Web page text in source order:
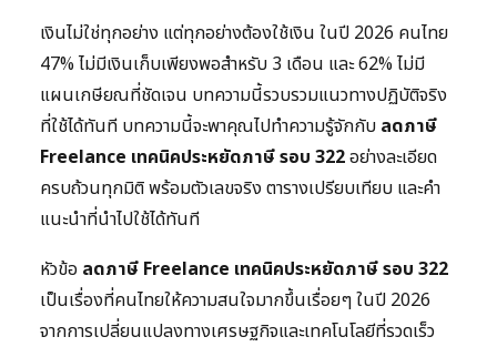
เงินไม่ใช่ทุกอย่าง แต่ทุกอย่างต้องใช้เงิน ในปี 2026 คนไทย
47% ไม่มีเงินเก็บเพียงพอสำหรับ 3 เดือน และ 62% ไม่มี
แผนเกษียณที่ชัดเจน บทความนี้รวบรวมแนวทางปฏิบัติจริง
ที่ใช้ได้ทันที บทความนี้จะพาคุณไปทำความรู้จักกับ ลดภาษี
Freelance เทคนิคประหยัดภาษี รอบ 322อย่างละเอียด
ครบถ้วนทุกมิติ พร้อมตัวเลขจริง ตารางเปรียบเทียบ และคำ
แนะนำที่นำไปใช้ได้ทันที
หัวข้อ ลดภาษี Freelance เทคนิคประหยัดภาษี รอบ 322
เป็นเรื่องที่คนไทยให้ความสนใจมากขึ้นเรื่อยๆ ในปี 2026
จากการเปลี่ยนแปลงทางเศรษฐกิจและเทคโนโลยีที่รวดเร็ว